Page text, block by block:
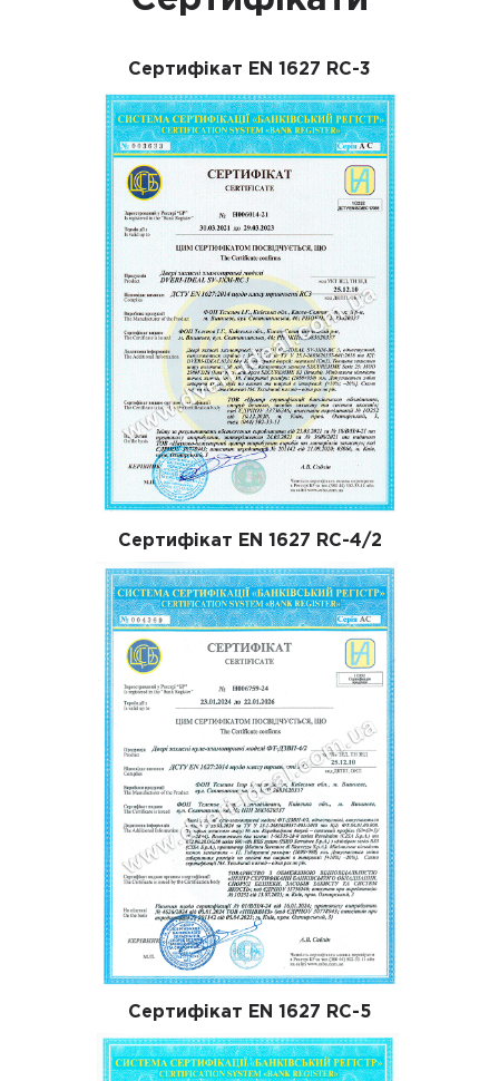
Сертифікат EN 1627 RC-3
Сертифікат EN 1627 RC-4/2
Сертифікат EN 1627 RC-5